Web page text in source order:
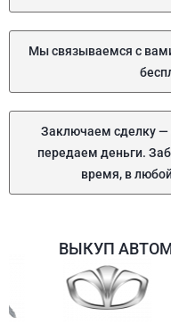
Мы связываемся с
Заключаем сделку
передаем деньги.
время, в
ВЫКУП